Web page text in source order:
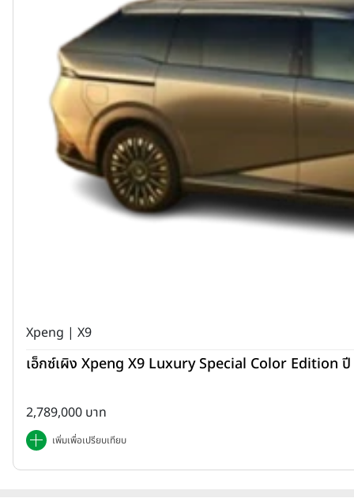
Xpeng | X9
เอ็กซ์เผิง Xpeng X9 Luxury Special Color Edition
2,789,000 บาท
เพิ่มเพื่อเปรียบเทียบ